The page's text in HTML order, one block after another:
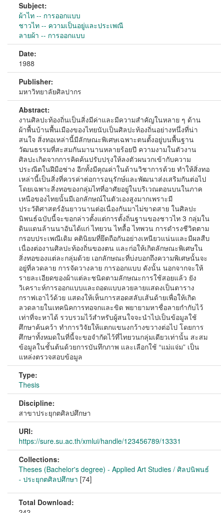
Subject:
ผ้าไท -- การออกแบบ
ชาวไท -- ความเป็นอยู่และประเพณี
ลายผ้า -- การออกแบบ
Date:
1988
Publisher:
มหาวิทยาลัยศิลปากร
Abstract:
งานศิลปะท้องถิ่นเป็นสิ่งมีค่าและมีความสำคัญในหลาย ๆ ด้าน
ผ้าพื้นบ้านพื้นเมืองของไทยนับเป็นศิลปะท้องถิ่นอย่างหนึ่งที่น่า
สนใจ สิ่งทอเหล่านี้มีลักษณะพิเศษเฉพาะตนตั้งอยู่บนพื้นฐาน
วัฒนธรรมที่สะสมกันมานานหลายร้อยปี ความงามในตัวงาน
ศิลปะเกิดจากการคิดค้นปรับปรุงให้ลงตัวผนวกเข้ากับความ
ประณีตในฝีมือช่าง อีกทั้งมีคุณค่าในด้านวิชาการด้วย ทำให้สิ่งทอ
เหล่านี้เป็นสิ่งที่ควรค่าต่อการอนุรักษ์และพัฒนาส่งเสริมกันต่อไป
โดยเฉพาะสิ่งทอของกลุ่มไทที่อาศัยอยู่ในบริเวณตอนบนในภาค
เหนือของไทยนั้นมีเอกลักษณ์ในตัวเองสูงมากเพราะมี
ประวัติศาสตร์อันยาวนานต่อเนื่องกันมาไม่ขาดสาย ในศิลปะ
นิพนธ์ฉบับนี้จะขอกล่าวตั้งแต่การตั้งถิ่นฐานของชาวไท 3 กลุ่มใน
ดินแดนล้านนาอันได้แก่ ไทยวน ไทลื้อ ไทพวน การดำรงชีวิตตาม
กรอบประเพณีเดิม คตินิยมที่ยึดถือกันอย่างเหนียวแน่นและมีผลสืบ
เนื่องต่องานศิลปะท้องถิ่นของตน และก่อให้เกิดลักษณะพิเศษใน
สิ่งทอของแต่ละกลุ่มด้วย เอกลักษณะที่บ่งบอกถึงความพิเศษนั้นจะ
อยู่ที่ลวดลาย การจัดวางลาย การออกแบบ ดังนั้น นอกจากจะให้
รายละเอียดของผ้าแต่ละชนิดตามลักษณะการใช้สอยแล้ว ยัง
วิเคราะห์การออกแบบและถอดแบบลวยลายแสดงเป็นตาราง
กราฟเอาไว้ด้วย แสดงให้เห็นการสอดสลับเส้นด้ายเพื่อให้เกิด
ลวดลายในเทคนิคการทอจกและขิด พยายามหาชื่อลายกำกับไว้
เท่าที่จะหาได้ รวบรวมไว้สำหรับผู้สนใจจะนำไปเป็นข้อมูลใช้
ศึกษาค้นคว้า ทำการวิจัยให้แตกแขนงกว้างขวางต่อไป โดยการ
ศึกษาทั้งหมดในที่นี้จะขอจำกัดไว้ที่ไทยวนกลุ่มเดียวเท่านั้น สะสม
ข้อมูลในชั้นต้นด้วยการบันทึกภาพ และเลือกใช้ “แม่แจ่ม” เป็น
แหล่งตรวจสอบข้อมูล
Type:
Thesis
Discipline:
สาขาประยุกตศิลปศึกษา
URI:
https://sure.su.ac.th/xmlui/handle/123456789/13331
Collections:
Theses (Bachelor's degree) - Applied Art Studies / ศิลปนิพนธ์
- ประยุกตศิลปศึกษา [74]
Total Download: